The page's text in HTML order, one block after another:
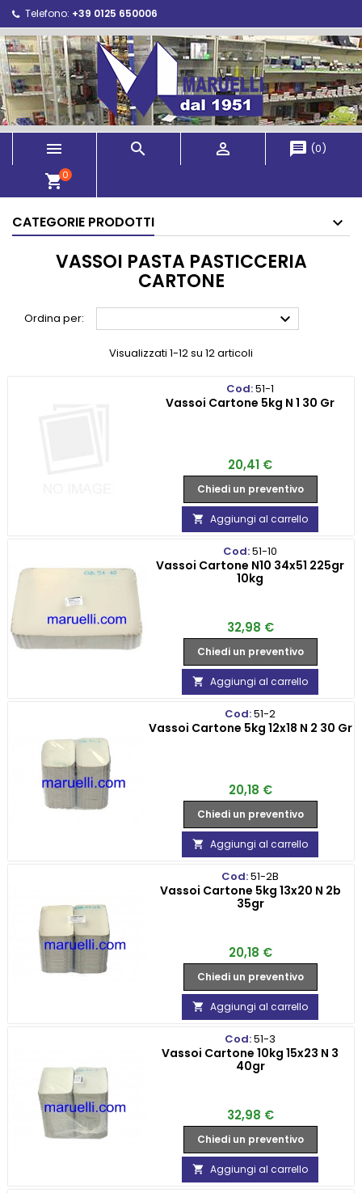
Telefono: +39 0125 650006
   message (0)
shopping_cart0
CATEGORIE PRODOTTI
VASSOI PASTA PASTICCERIA
CARTONE
Ordina per: 
Visualizzati 1-12 su 12 articoli
Cod:51-1
Vassoi Cartone 5kg N 1 30 Gr
Prezzo
20,41 €
Chiedi un preventivo
 Aggiungi al carrello
Cod:51-10
Vassoi Cartone N10 34x51 225gr
10kg
Prezzo
32,98 €
Chiedi un preventivo
 Aggiungi al carrello
Cod:51-2
Vassoi Cartone 5kg 12x18 N 2 30 Gr
Prezzo
20,18 €
Chiedi un preventivo
 Aggiungi al carrello
Cod:51-2B
Vassoi Cartone 5kg 13x20 N 2b
35gr
Prezzo
20,18 €
Chiedi un preventivo
 Aggiungi al carrello
Cod:51-3
Vassoi Cartone 10kg 15x23 N 3
40gr
Prezzo
32,98 €
Chiedi un preventivo
 Aggiungi al carrello